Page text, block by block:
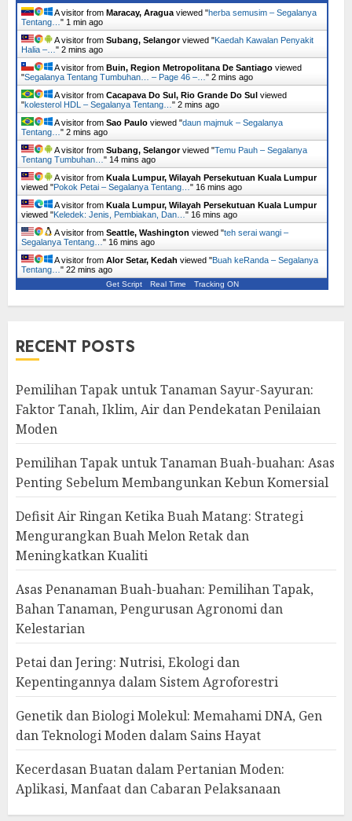
A visitor from Maracay, Aragua viewed "herba semusim – Segalanya
Tentang… " 2 mins ago
A visitor from Subang, Selangorviewed "Kaedah Kawalan Penyakit
Halia –… " 2 mins ago
A visitor from Buin, Region Metropolitana De Santiago viewed
"Segalanya Tentang Tumbuhan… – Page 46 –… " 2 mins ago
A visitor from Cacapava Do Sul, Rio Grande Do Sul viewed
"kolesterol HDL – Segalanya Tentang… " 2 mins ago
A visitor from Sao Paulo viewed "daun majmuk – Segalanya
Tentang… " 2 mins ago
A visitor from Subang, Selangorviewed "Temu Pauh – Segalanya
Tentang Tumbuhan… " 14 mins ago
A visitor from Kuala Lumpur, Wilayah Persekutuan Kuala Lumpur
viewed "Pokok Petai – Segalanya Tentang… " 16 mins ago
A visitor from Kuala Lumpur, Wilayah Persekutuan Kuala Lumpur
viewed "Keledek: Jenis, Pembiakan, Dan… " 16 mins ago
A visitor from Seattle, Washington viewed "teh serai wangi –
Segalanya Tentang… " 16 mins ago
A visitor from Alor Setar, Kedah viewed "Buah keRanda – Segalanya
Tentang… " 22 mins ago
Get Script Real Time Tracking ON
RECENT POSTS
Pemilihan Tapak untuk Tanaman Sayur-Sayuran:
Faktor Tanah, Iklim, Air dan Pendekatan Penilaian
Moden
Pemilihan Tapak untuk Tanaman Buah-buahan: Asas
Penting Sebelum Membangunkan Kebun Komersial
Defisit Air Ringan Ketika Buah Matang: Strategi
Mengurangkan Buah Melon Retak dan
Meningkatkan Kualiti
Asas Penanaman Buah-buahan: Pemilihan Tapak,
Bahan Tanaman, Pengurusan Agronomi dan
Kelestarian
Petai dan Jering: Nutrisi, Ekologi dan
Kepentingannya dalam Sistem Agroforestri
Genetik dan Biologi Molekul: Memahami DNA, Gen
dan Teknologi Moden dalam Sains Hayat
Kecerdasan Buatan dalam Pertanian Moden:
Aplikasi, Manfaat dan Cabaran Pelaksanaan